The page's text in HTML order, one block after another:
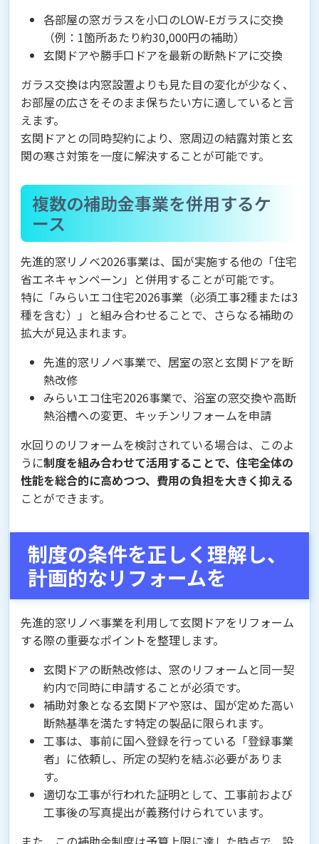
各部屋の窓ガラスを小口のLOW-Eガラスに交換
（例：1箇所あたり約30,000円の補助）
玄関ドアや勝手口ドアを最新の断熱ドアに交換
ガラス交換は内窓設置よりも見た目の変化が少なく、
お部屋の広さをそのまま保ちたい方に適していると言
えます。
玄関ドアとの同時契約により、窓周辺の結露対策と玄
関の寒さ対策を一度に解決することが可能です。
複数の補助金事業を併用するケ
ース
先進的窓リノベ2026事業は、国が実施する他の「住宅
省エネキャンペーン」と併用することが可能です。
特に「みらいエコ住宅2026事業（必須工事2種または3
種を含む）」と組み合わせることで、さらなる補助の
拡大が見込まれます。
先進的窓リノベ事業で、居室の窓と玄関ドアを断
熱改修
みらいエコ住宅2026事業で、浴室の窓交換や高断
熱浴槽への変更、キッチンリフォームを申請
水回りのリフォームを検討されている場合は、このよ
うに制度を組み合わせて活用することで、住宅全体の
性能を総合的に高めつつ、費用の負担を大きく抑える
ことができます。
制度の条件を正しく理解し、
計画的なリフォームを
先進的窓リノベ事業を利用して玄関ドアをリフォーム
する際の重要なポイントを整理します。
玄関ドアの断熱改修は、窓のリフォームと同一契
約内で同時に申請することが必須です。
補助対象となる玄関ドアや窓は、国が定めた高い
断熱基準を満たす特定の製品に限られます。
工事は、事前に国へ登録を行っている「登録事業
者」に依頼し、所定の契約を結ぶ必要がありま
す。
適切な工事が行われた証明として、工事前および
工事後の写真提出が義務付けられています。